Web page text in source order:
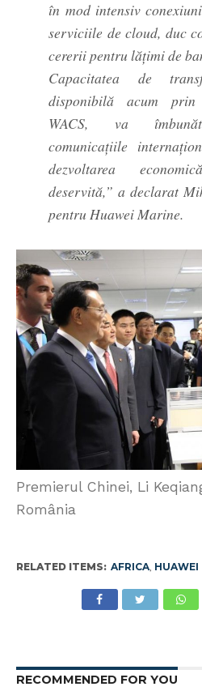
în mod intensiv
serviciile de cloud, duc
cererii pentru lățimi de
Capacitatea de
disponibilă acum
WACS, va
comunicațiile
dezvoltarea
deservită,” a declarat
pentru Huawei Marine.
Premierul Chinei, Li
România
RELATED ITEMS: AFRICA, HUAWEI
RECOMMENDED FOR YOU